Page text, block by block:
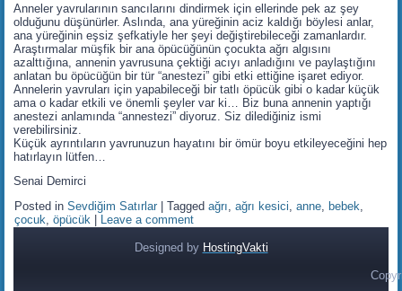
Anneler yavrularının sancılarını dindirmek için ellerinde pek az şey
olduğunu düşünürler. Aslında, ana yüreğinin aciz kaldığı böylesi anlar,
ana yüreğinin eşsiz şefkatiyle her şeyi değiştirebileceği zamanlardır.
Araştırmalar müşfik bir ana öpücüğünün çocukta ağrı algısını
azalttığına, annenin yavrusuna çektiği acıyı anladığını ve paylaştığını
anlatan bu öpücüğün bir tür “anestezi” gibi etki ettiğine işaret ediyor.
Annelerin yavruları için yapabileceği bir tatlı öpücük gibi o kadar küçük
ama o kadar etkili ve önemli şeyler var ki… Biz buna annenin yaptığı
anestezi anlamında “annestezi” diyoruz. Siz dilediğiniz ismi
verebilirsiniz.
Küçük ayrıntıların yavrunuzun hayatını bir ömür boyu etkileyeceğini hep
hatırlayın lütfen…
Senai Demirci
Posted in Sevdiğim Satırlar |Tagged ağrı,ağrı kesici,anne, bebek,
çocuk,öpücük Leave a comment
Designed by HostingVakti